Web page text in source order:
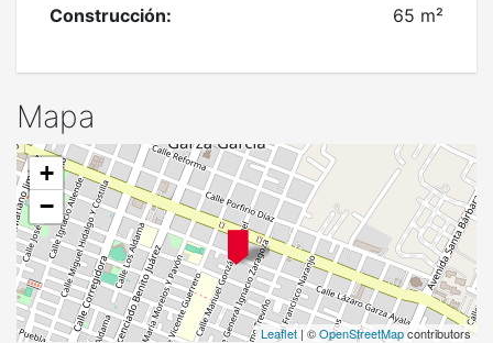
Construcción: 65 m²
Mapa
+
−
Leaflet | ©OpenStreetMapcontributors